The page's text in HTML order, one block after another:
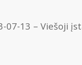
07-13 – Viešoji